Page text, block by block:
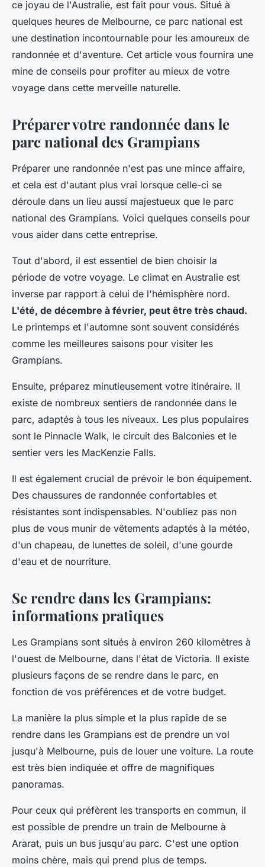
dans le parc national des
Grampians, Australie?
Gabrielle•4 juillet 2024•7 min de lecture
ce joyau de l'Australie, est fait pour vous. Situé à
quelques heures de Melbourne, ce parc national est
une destination incontournable pour les amoureux de
randonnée et d'aventure. Cet article vous fournira une
mine de conseils pour profiter au mieux de votre
voyage dans cette merveille naturelle.
Préparer votre randonnée dans le
parc national des Grampians
Préparer une randonnée n'est pas une mince affaire,
et cela est d'autant plus vrai lorsque celle-ci se
déroule dans un lieu aussi majestueux que le parc
national des Grampians. Voici quelques conseils pour
vous aider dans cette entreprise.
Tout d'abord, il est essentiel de bien choisir la
période de votre voyage. Le climat en Australie est
inverse par rapport à celui de l'hémisphère nord.
L'été, de décembre à février, peut être très chaud.
Le printemps et l'automne sont souvent considérés
comme les meilleures saisons pour visiter les
Grampians.
Ensuite, préparez minutieusement votre itinéraire. Il
existe de nombreux sentiers de randonnée dans le
parc, adaptés à tous les niveaux. Les plus populaires
sont le Pinnacle Walk, le circuit des Balconies et le
sentier vers les MacKenzie Falls.
Il est également crucial de prévoir le bon équipement.
Des chaussures de randonnée confortables et
résistantes sont indispensables. N'oubliez pas non
plus de vous munir de vêtements adaptés à la météo,
d'un chapeau, de lunettes de soleil, d'une gourde
d'eau et de nourriture.
Se rendre dans les Grampians:
informations pratiques
Les Grampians sont situés à environ 260 kilomètres à
l'ouest de Melbourne, dans l'état de Victoria. Il existe
plusieurs façons de se rendre dans le parc, en
fonction de vos préférences et de votre budget.
La manière la plus simple et la plus rapide de se
rendre dans les Grampians est de prendre un vol
jusqu'à Melbourne, puis de louer une voiture. La route
est très bien indiquée et offre de magnifiques
panoramas.
Pour ceux qui préfèrent les transports en commun, il
est possible de prendre un train de Melbourne à
Ararat, puis un bus jusqu'au parc. C'est une option
moins chère, mais qui prend plus de temps.